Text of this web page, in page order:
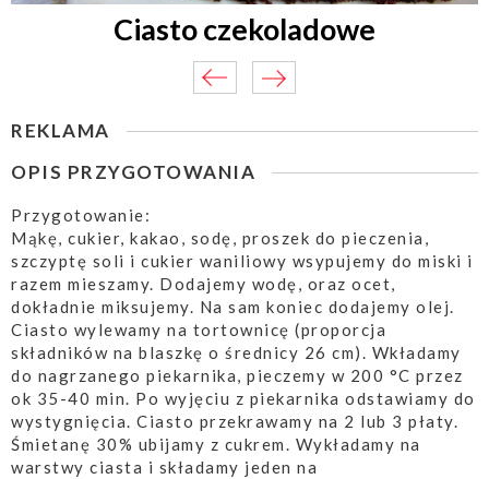
Ciasto czekoladowe
REKLAMA
OPIS PRZYGOTOWANIA
Przygotowanie:
Mąkę, cukier, kakao, sodę, proszek do pieczenia,
szczyptę soli i cukier waniliowy wsypujemy do miski i
razem mieszamy. Dodajemy wodę, oraz ocet,
dokładnie miksujemy. Na sam koniec dodajemy olej.
Ciasto wylewamy na tortownicę (proporcja
składników na blaszkę o średnicy 26 cm). Wkładamy
do nagrzanego piekarnika, pieczemy w 200 °C przez
ok 35-40 min. Po wyjęciu z piekarnika odstawiamy do
wystygnięcia. Ciasto przekrawamy na 2 lub 3 płaty.
Śmietanę 30% ubijamy z cukrem. Wykładamy na
warstwy ciasta i składamy jeden na